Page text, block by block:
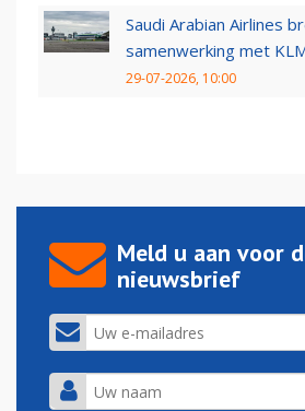
Saudi Arabian Airlines
samenwerking met
29-07-2026, 10:00
Meld u aan voor
nieuwsbrief